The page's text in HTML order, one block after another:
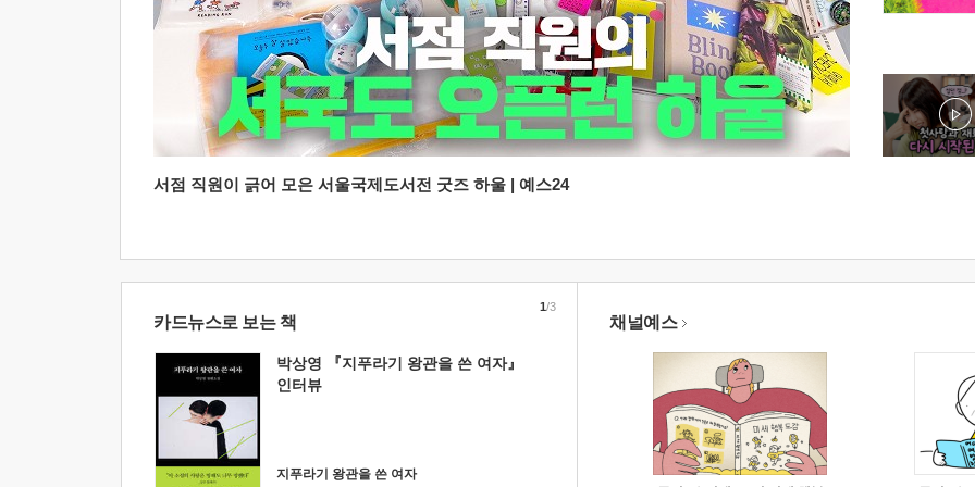
서점 직원이 긁어 모은 서울국제도서전 굿즈 하울 | 예스24
카드뉴스로 보는 책
박상영 『지푸라기 왕관을 쓴 여자』
인터뷰
지푸라기 왕관을 쓴 여자
1/3
채널예스